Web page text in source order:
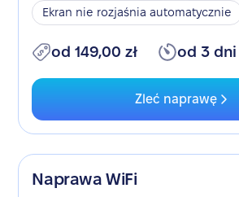
Ekran nie rozjaśnia automatycznie
od 149,00 zł od 3 dni
Zleć naprawę
Naprawa WiFi